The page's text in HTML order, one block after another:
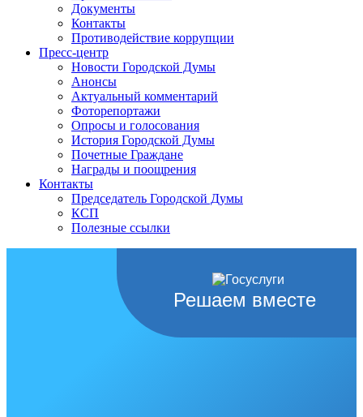
Документы
Контакты
Противодействие коррупции
Пресс-центр
Новости Городской Думы
Анонсы
Актуальный комментарий
Фоторепортажи
Опросы и голосования
История Городской Думы
Почетные Граждане
Награды и поощрения
Контакты
Председатель Городской Думы
КСП
Полезные ссылки
Решаем вместе